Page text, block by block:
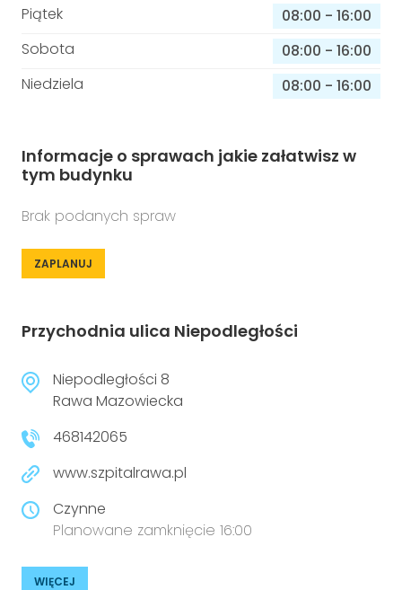
Piątek
08:00 - 16:00
Sobota
08:00 - 16:00
Niedziela
08:00 - 16:00
Informacje o sprawach jakie załatwisz w
tym budynku
Brak podanych spraw
ZAPLANUJ
Przychodnia ulica Niepodległości
Niepodległości 8
Rawa Mazowiecka
468142065
www.szpitalrawa.pl
Czynne
Planowane zamknięcie 16:00
WIĘCEJ